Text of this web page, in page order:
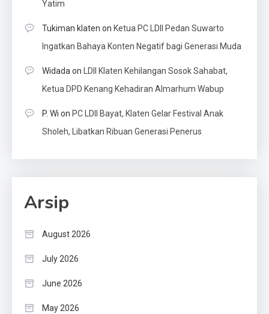
Yatim
Tukiman klaten on Ketua PC LDII Pedan Suwarto
Ingatkan Bahaya Konten Negatif bagi Generasi Muda
Widadaon LDII Klaten Kehilangan Sosok Sahabat,
Ketua DPD Kenang Kehadiran Almarhum Wabup
P. Wi on PC LDII Bayat, Klaten Gelar Festival Anak
Sholeh, Libatkan Ribuan Generasi Penerus
Arsip
August 2026
July 2026
June 2026
May 2026